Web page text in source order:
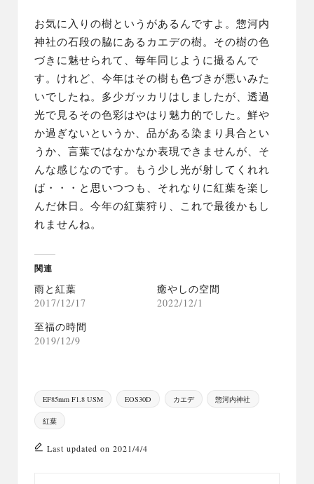
お気に入りの樹というがあるんですよ。惣河内
神社の石段の脇にあるカエデの樹。その樹の色
づきに魅せられて、毎年同じように撮るんで
す。けれど、今年はその樹も色づきが悪いみた
いでしたね。多少ガッカリはしましたが、透過
光で見るその色彩はやはり魅力的でした。鮮や
か過ぎないというか、品がある染まり具合とい
うか、言葉ではなかなか表現できませんが、そ
んな感じなのです。もう少し光が射してくれれ
ば・・・と思いつつも、それなりに紅葉を楽し
んだ休日。今年の紅葉狩り、これで最後かもし
れませんね。
関連
雨と紅葉
2017/12/17
癒やしの空間
2022/12/1
至福の時間
2019/12/9
Tags:
EF85mm F1.8 USM EOS30D カエデ 惣河内神社
紅葉
Last updated on 2021/4/4